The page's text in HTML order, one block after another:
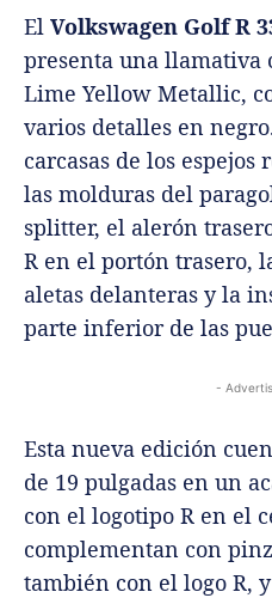
El Volkswagen Golf R
presenta una llamativa
Lime Yellow Metallic,
varios detalles en
carcasas de los espejos
las molduras del
splitter, el alerón
R en el portón trasero,
aletas delanteras y la
parte inferior de las
-
Esta nueva edición
de 19 pulgadas en un
con el logotipo R en el
complementan con
también con el logo R,